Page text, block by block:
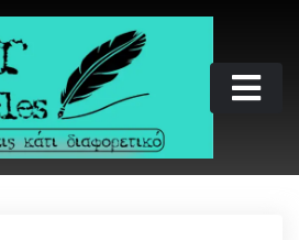
διαφορετικό